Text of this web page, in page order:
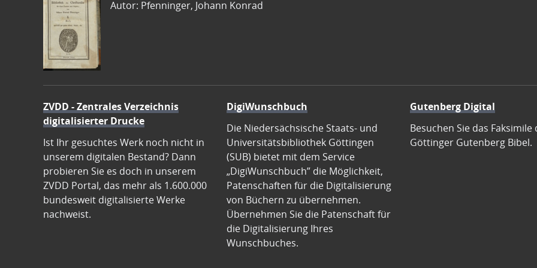
Autor: Pfenninger, Johann Konrad
ZVDD - Zentrales Verzeichnis
digitalisierter Drucke
Ist Ihr gesuchtes Werk noch nicht in
unserem digitalen Bestand? Dann
probieren Sie es doch in unserem
ZVDD Portal, das mehr als 1.600.000
bundesweit digitalisierte Werke
nachweist.
DigiWunschbuch
Die Niedersächsische Staats- und
Universitätsbibliothek Göttingen
(SUB) bietet mit dem Service
„DigiWunschbuch” die Möglichkeit,
Patenschaften für die Digitalisierung
von Büchern zu übernehmen.
Übernehmen Sie die Patenschaft für
die Digitalisierung Ihres
Wunschbuches.
Gutenberg Digital
Besuchen Sie das Faksimile
Göttinger Gutenberg Bibel.